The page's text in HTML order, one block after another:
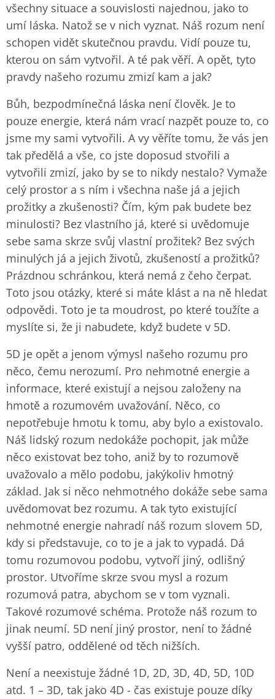
všechny situace a souvislosti najednou, jako to
umí láska. Natož se v nich vyznat. Náš rozum není
schopen vidět skutečnou pravdu. Vidí pouze tu,
kterou on sám vytvořil. A té pak věří. A opět, tyto
pravdy našeho rozumu zmizí kam a jak?
Bůh, bezpodmínečná láska není člověk. Je to
pouze energie, která nám vrací nazpět pouze to, co
jsme my sami vytvořili. A vy věříte tomu, že vás jen
tak předělá a vše, co jste doposud stvořili a
vytvořili zmizí, jako by se to nikdy nestalo? Vymaže
celý prostor a s ním i všechna naše já a jejich
prožitky a zkušenosti? Čím, kým pak budete bez
minulosti? Bez vlastního já, které si uvědomuje
sebe sama skrze svůj vlastní prožitek? Bez svých
minulých já a jejich životů, zkušeností a prožitků?
Prázdnou schránkou, která nemá z čeho čerpat.
Toto jsou otázky, které si máte klást a na ně hledat
odpovědi. Toto je ta moudrost, po které toužíte a
myslíte si, že ji nabudete, když budete v 5D.
5D je opět a jenom výmysl našeho rozumu pro
něco, čemu nerozumí. Pro nehmotné energie a
informace, které existují a nejsou založeny na
hmotě a rozumovém uvažování. Něco, co
nepotřebuje hmotu k tomu, aby bylo a existovalo.
Náš lidský rozum nedokáže pochopit, jak může
něco existovat bez toho, aniž by to rozumově
uvažovalo a mělo podobu, jakýkoliv hmotný
základ. Jak si něco nehmotného dokáže sebe sama
uvědomovat bez rozumu. A tak tyto existující
nehmotné energie nahradí náš rozum slovem 5D,
kdy si představuje, co to je a jak to vypadá. Dá
tomu rozumovou podobu, vytvoří jiný, odlišný
prostor. Utvoříme skrze svou mysl a rozum
rozumová patra, abychom se v tom vyznali.
Takové rozumové schéma. Protože náš rozum to
jinak neumí. 5D není jiný prostor, není to žádné
vyšší patro, oddělené od těch nižších.
Není a neexistuje žádné 1D, 2D, 3D, 4D, 5D, 10D
atd. 1 – 3D, tak jako 4D - čas existuje pouze díky